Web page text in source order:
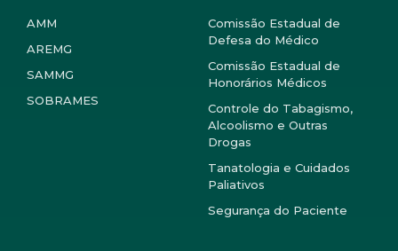
AMM
AREMG
SAMMG
SOBRAMES
Comissão Estadual de
Defesa do Médico
Comissão Estadual de
Honorários Médicos
Controle do Tabagismo,
Alcoolismo e Outras
Drogas
Tanatologia e Cuidados
Paliativos
Segurança do Paciente